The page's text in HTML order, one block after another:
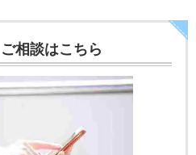
相談はこちら